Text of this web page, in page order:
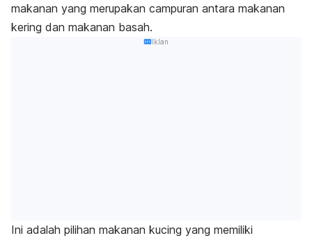
makanan yang merupakan campuran antara makanan
kering dan makanan basah.
Iklan
Ini adalah pilihan makanan kucing yang memiliki